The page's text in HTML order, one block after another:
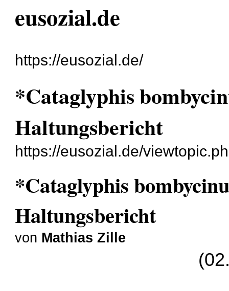
eusozial.de
https://eusozial.de/
*Cataglyphis
Haltungsbericht
https://eusozial.de/
*Cataglyphis
Haltungsbericht
von Mathias Zille